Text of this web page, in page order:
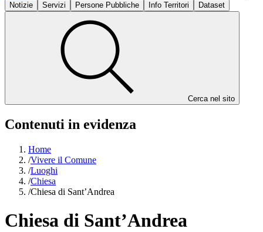
Notizie
Servizi Persone Pubbliche Info Territori Dataset
Cerca nel sito
Contenuti in evidenza
Home
/Vivere il Comune
/Luoghi
/Chiesa
/Chiesa di Sant’Andrea
Chiesa di Sant’Andrea